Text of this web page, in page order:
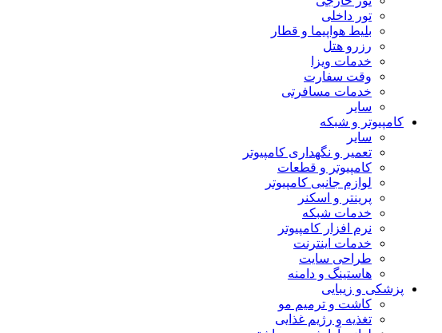
تور داخلی
بلیط هواپیما و قطار
رزرو هتل
خدمات ویزا
وقت سفارت
خدمات مسافرتی
سایر
کامپیوتر و شبکه
سایر
تعمیر و نگهداری کامپیوتر
کامپیوتر و قطعات
لوازم جانبی کامپیوتر
پرینتر و اسکنر
خدمات شبکه
نرم افزار کامپیوتر
خدمات اینترنت
طراحی سایت
هاستینگ و دامنه
پزشکی و زیبایی
کاشت و ترمیم مو
تغذیه و رژیم غذایی